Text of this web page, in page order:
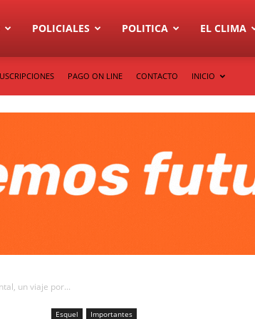
POLICIALES POLITICA EL CLIMA
PAGO ON LINE CONTACTO INICIO
un viaje por...
Esquel Importantes